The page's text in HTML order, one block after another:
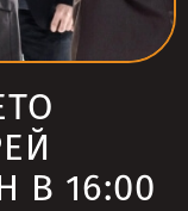
В 16:00